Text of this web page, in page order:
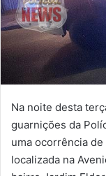
Na noite desta
guarnições da
uma ocorrência
localizada na